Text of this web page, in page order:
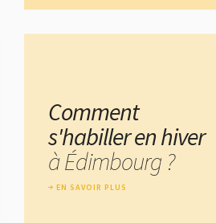
Comment
s'habiller en hiver
à Édimbourg ?
EN SAVOIR PLUS